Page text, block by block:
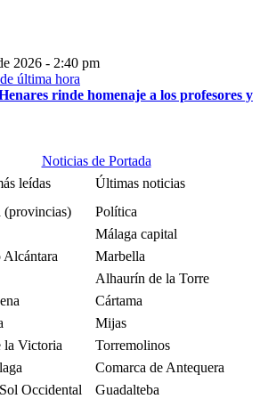
2026 - 2:40 pm
rinde homenaje a los profesores y
Noticias de Portada
leídas
Últimas noticias
(provincias)
Política
Málaga capital
Alcántara
Marbella
Alhaurín de la Torre
Cártama
Mijas
la Victoria
Torremolinos
Comarca de Antequera
Occidental
Guadalteba